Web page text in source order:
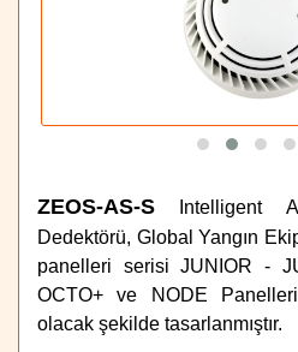
ZEOS-AS-S
Intelligent
Dedektörü, Global Yangın
panelleri serisi JUNIOR -
OCTO+ ve NODE
olacak şekilde tasarlanmıştır.